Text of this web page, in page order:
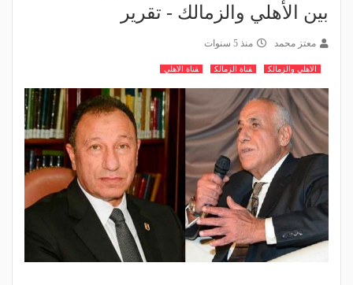
بين الأهلي والزمالك - تقرير
معتز محمد منذ 5 سنوات
الاهلي والزمالك قناة الزمالك قناة الاهلي